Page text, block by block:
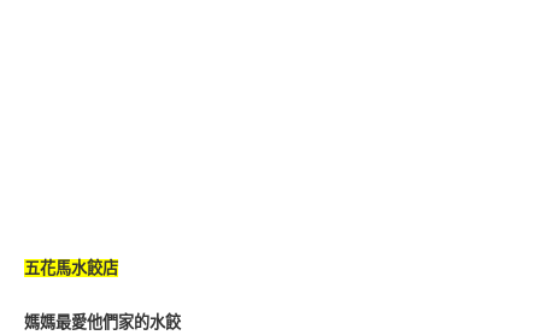
五花馬水餃店
媽媽最愛他們家的水餃